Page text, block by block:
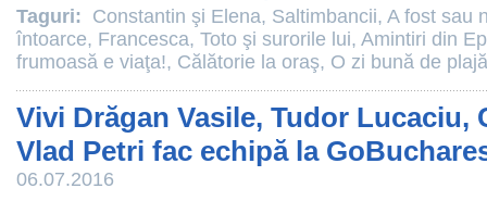
Taguri: Constantin şi Elena, Saltimbancii, A fost sau
întoarce, Francesca, Toto şi surorile lui, Amintiri din
frumoasă e viaţa!, Călătorie la oraş, O zi bună de plajă
Vivi Drăgan Vasile, Tudor
Vlad Petri fac echipă la
06.07.2016